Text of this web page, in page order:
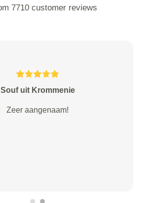
7710 customer reviews
Souf uit Krommenie
Zeer aangenaam!